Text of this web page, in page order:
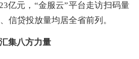
亿元，“金服云”平台走访扫码量
信贷投放量均居全省前列。
集八方力量